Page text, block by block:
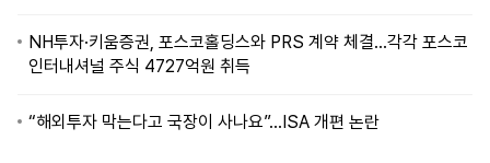
NH투자·키움증권, 포스코홀딩스와 PRS 계약 체결…각각 포스코
인터내셔널 주식 4727억원 취득
“해외투자 막는다고 국장이 사나요”…ISA 개편 논란